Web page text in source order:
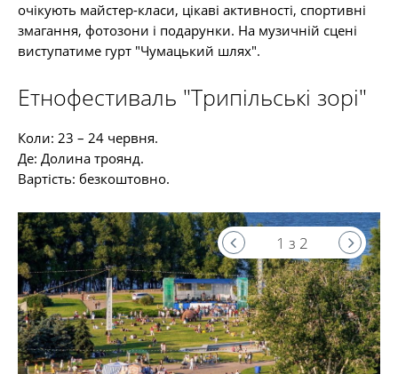
очікують майстер-класи, цікаві активності, спортивні
змагання, фотозони і подарунки. На музичній сцені
виступатиме гурт "Чумацький шлях".
Етнофестиваль "Трипільські зорі"
Коли: 23 – 24 червня.
Де: Долина троянд.
Вартість: безкоштовно.
1 з 2